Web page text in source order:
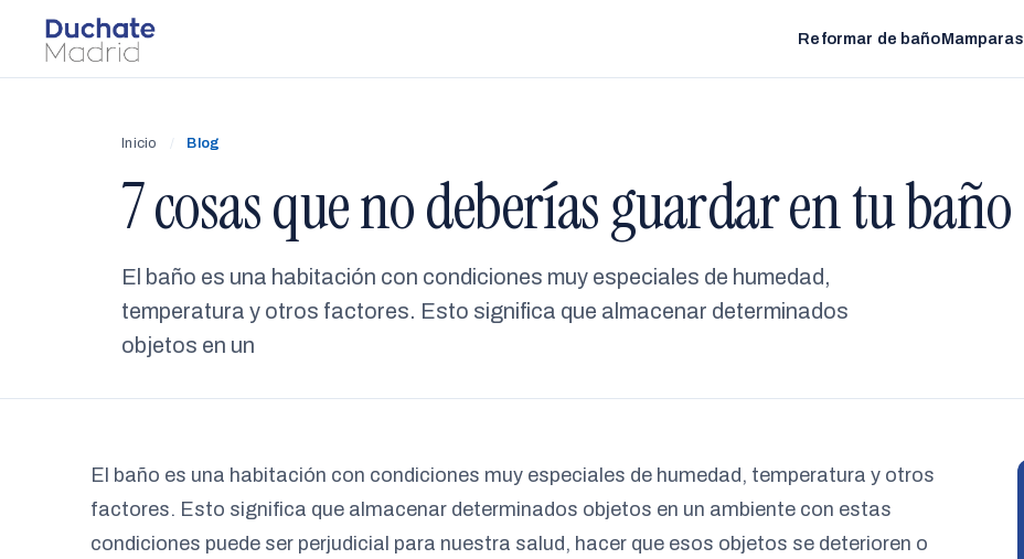
Reformar de bañoMamparas
Inicio / Blog
7 cosas que no deberías guardar en tu baño
El baño es una habitación con condiciones muy especiales de humedad,
temperatura y otros factores. Esto significa que almacenar determinados
objetos en un
El baño es una habitación con condiciones muy especiales de humedad, temperatura y otros
factores. Esto significa que almacenar determinados objetos en un ambiente con estas
condiciones puede ser perjudicial para nuestra salud, hacer que esos objetos se deterioren o